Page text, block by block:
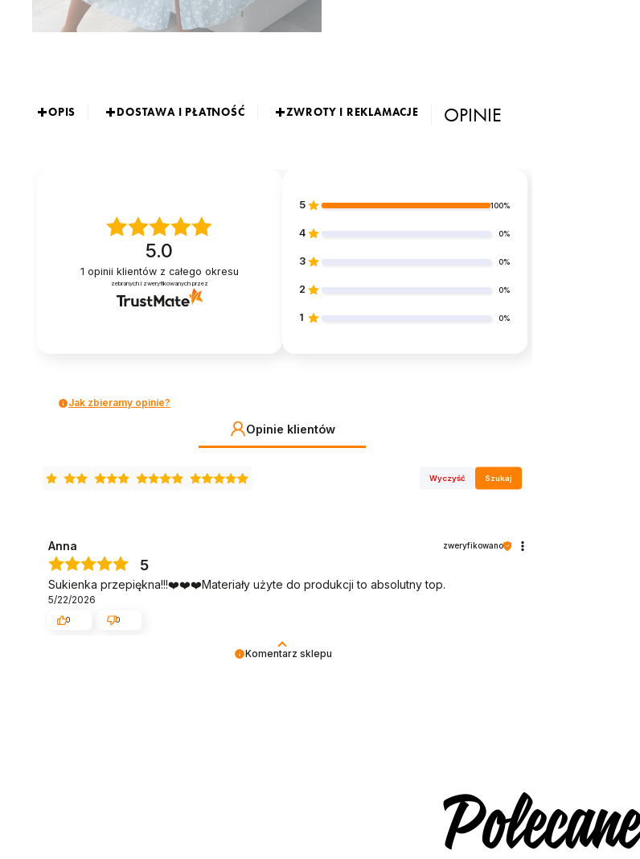
OPIS DOSTAWA I PŁATNOŚĆ ZWROTY I REKLAMACJE OPINIE
5.0
1 opinii klientów z całego okresu
zebranych i zweryfikowanych przez
5 100%
4 0%
3 0%
2 0%
1 0%
Jak zbieramy opinie?
Opinie klientów
Wyczyść Szukaj
Komentarz sklepu
Anna zweryfikowano
5
Sukienka przepiękna!!!❤️❤️❤️Materiały użyte do produkcji to absolutny top.
5/22/2026
0 0
Polecane